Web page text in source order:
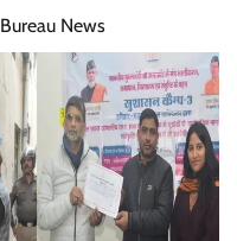
Bureau News